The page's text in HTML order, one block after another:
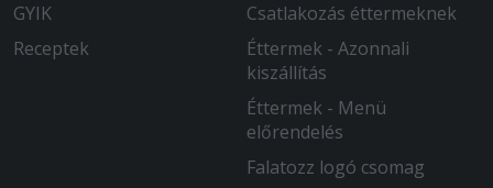
GYIK
Receptek
Csatlakozás éttermeknek
Éttermek - Azonnali
kiszállítás
Éttermek - Menü
előrendelés
Falatozz logó csomag